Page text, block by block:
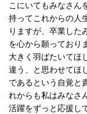
こにいてもみなさん
持ってこれからの人
りますが、卒業した
を心から願っており
大きく羽ばたいてほ
違う、と思わせてほ
であるという自覚と
れからも私はみなさ
活躍をずっと応援し